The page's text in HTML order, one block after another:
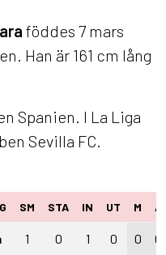
föddes 7 mars
Han är 161 cm lång
Spanien. I La Liga
Sevilla FC.
SM STA IN UT M A
1 0 1 0 0 0